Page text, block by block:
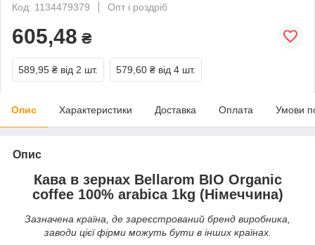
Код: 1134479379
Опт і роздріб
605,48 ₴
589,95 ₴ від 2 шт. 579,60 ₴ від 4 шт.
Опис Характеристики Доставка Оплата Умови
Опис
Кава в зернах Bellarom BIO Organic
coffee 100% arabica 1kg (Німеччина)
Зазначена країна, де зареєстрований бренд виробника,
заводи цієї фірми можуть бути в інших країнах.